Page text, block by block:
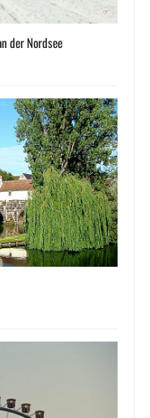
der Nordsee